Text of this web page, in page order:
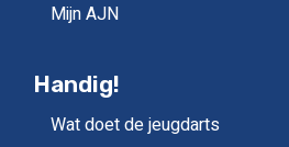
Mijn AJN
Handig!
Wat doet de jeugdarts